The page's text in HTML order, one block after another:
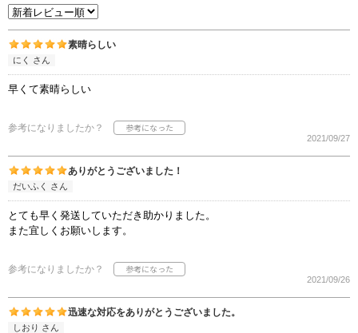
素晴らしい
にく さん
早くて素晴らしい
参考になりましたか？
2021/09/27
ありがとうございました！
だいふく さん
とても早く発送していただき助かりました。
また宜しくお願いします。
参考になりましたか？
2021/09/26
迅速な対応をありがとうございました。
しおり さん